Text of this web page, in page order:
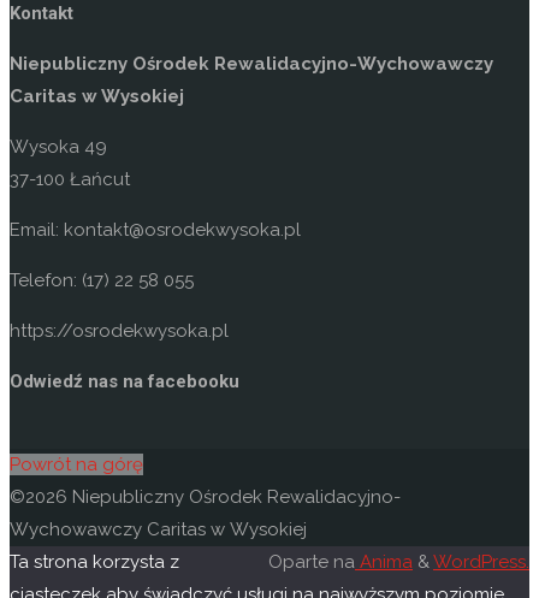
Kontakt
Niepubliczny Ośrodek Rewalidacyjno-Wychowawczy
Caritas w Wysokiej
Wysoka 49
37-100 Łańcut
Email: kontakt@osrodekwysoka.pl
Telefon: (17) 22 58 055
https://osrodekwysoka.pl
Odwiedź nas na facebooku
Powrót na górę
©2026 Niepubliczny Ośrodek Rewalidacyjno-
Wychowawczy Caritas w Wysokiej
Oparte na Anima &WordPress.
Ta strona korzysta z